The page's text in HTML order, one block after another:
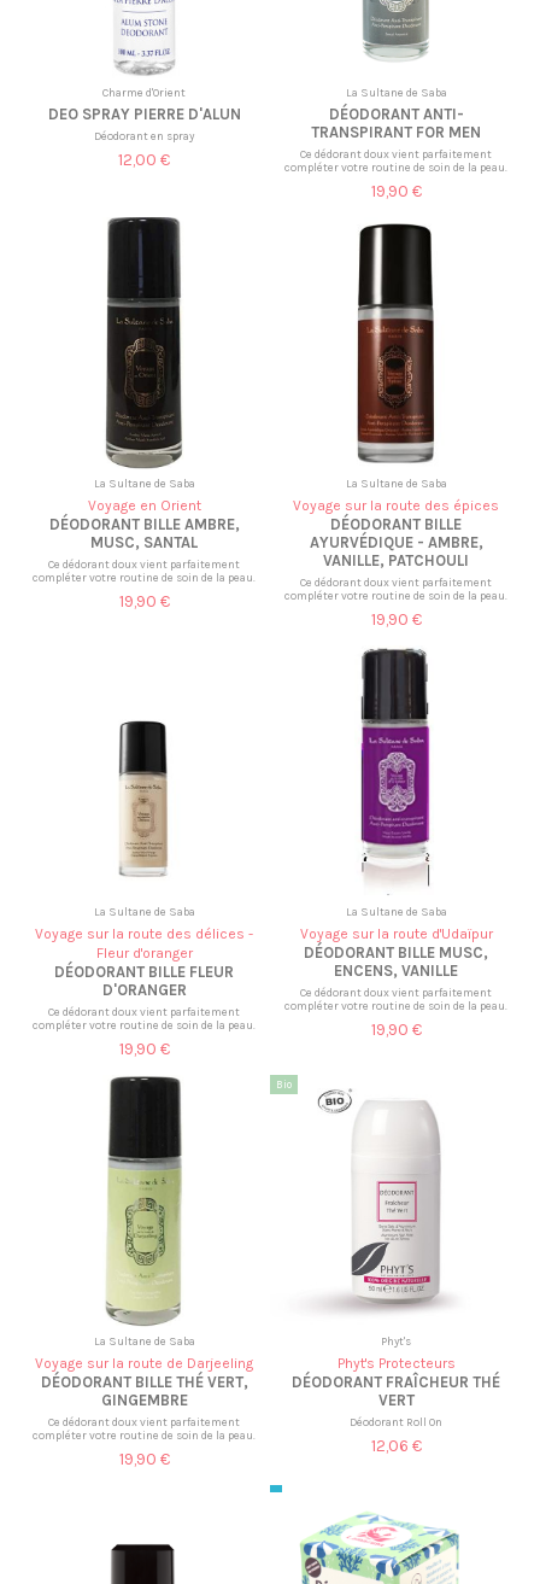
Charme d'Orient
DEO SPRAY PIERRE D'ALUN
Déodorant en spray
12,00 €
La Sultane de Saba
DÉODORANT ANTI-
TRANSPIRANT FOR MEN
Ce dédorant doux vient parfaitement
compléter votre routine de soin de la peau.
19,90 €
La Sultane de Saba
Voyage en Orient
DÉODORANT BILLE AMBRE,
MUSC, SANTAL
Ce dédorant doux vient parfaitement
compléter votre routine de soin de la peau.
19,90 €
La Sultane de Saba
Voyage sur la route des épices
DÉODORANT BILLE
AYURVÉDIQUE - AMBRE,
VANILLE, PATCHOULI
Ce dédorant doux vient parfaitement
compléter votre routine de soin de la peau.
19,90 €
La Sultane de Saba
Voyage sur la route des délices -
Fleur d'oranger
DÉODORANT BILLE FLEUR
D'ORANGER
Ce dédorant doux vient parfaitement
compléter votre routine de soin de la peau.
19,90 €
La Sultane de Saba
Voyage sur la route d'Udaïpur
DÉODORANT BILLE MUSC,
ENCENS, VANILLE
Ce dédorant doux vient parfaitement
compléter votre routine de soin de la peau.
19,90 €
La Sultane de Saba
Voyage sur la route de Darjeeling
DÉODORANT BILLE THÉ VERT,
GINGEMBRE
Ce dédorant doux vient parfaitement
compléter votre routine de soin de la peau.
19,90 €
Bio
Phyt's
Phyt's Protecteurs
DÉODORANT FRAÎCHEUR THÉ
VERT
Déodorant Roll On
12,06 €